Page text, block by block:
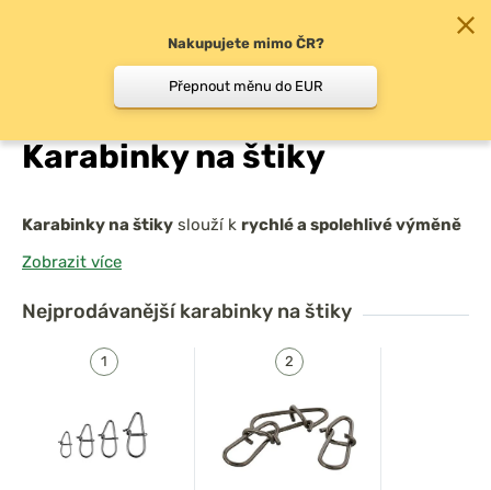
Druh rybolovu /
Karabinky na štiky
Karabinky na štiky slouží k rychlé a spolehlivé výměně
nástrah
a zároveň musí odolat
materiálu s bezpečným a jistým uzávěrem
použití swoblery, třpytkami, plandavkami i gumovými
nástrahami
, kde je nutná častá výměna podle aktuální
Zobrazit více
Nejprodávanějšíkarabinky na štiky
Nakupujete mimo ČR?
Přepnout měnu do EUR